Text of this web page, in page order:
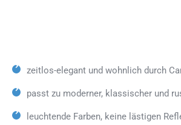
zeitlos-elegant und wohnlich durch
passt zu moderner, klassischer und
leuchtende Farben, keine lästigen